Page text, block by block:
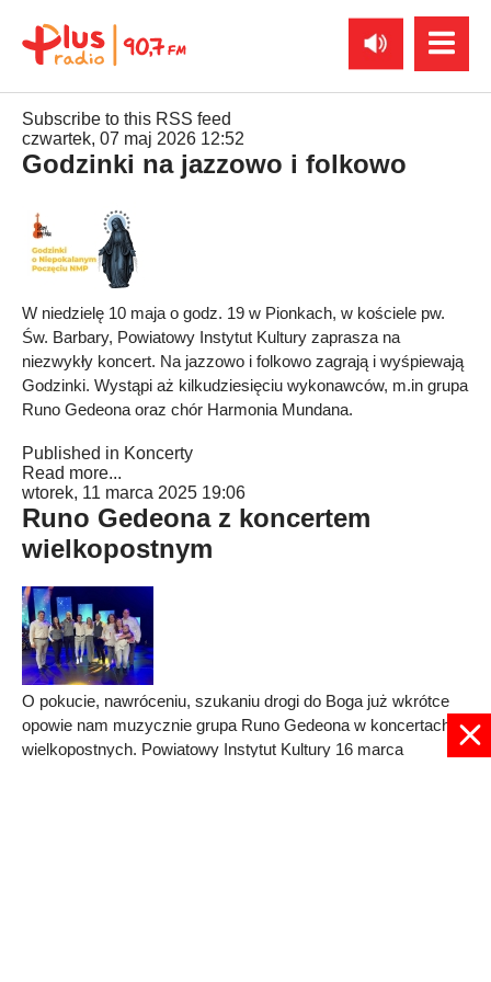
Subscribe to this RSS feed
czwartek, 07 maj 2026 12:52
Godzinki na jazzowo i folkowo
W niedzielę 10 maja o godz. 19 w Pionkach, w kościele pw.
Św. Barbary, Powiatowy Instytut Kultury zaprasza na
niezwykły koncert. Na jazzowo i folkowo zagrają i wyśpiewają
Godzinki. Wystąpi aż kilkudziesięciu wykonawców, m.in grupa
Runo Gedeona oraz chór Harmonia Mundana.
Published in Koncerty
Read more...
wtorek, 11 marca 2025 19:06
Runo Gedeona z koncertem
wielkopostnym
O pokucie, nawróceniu, szukaniu drogi do Boga już wkrótce
opowie nam muzycznie grupa Runo Gedeona w koncertach
wielkopostnych. Powiatowy Instytut Kultury 16 marca